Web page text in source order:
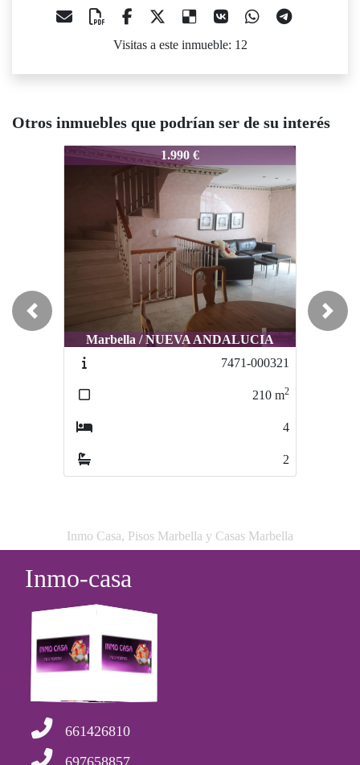
Visitas a este inmueble: 12
Otros inmuebles que podrían ser de su interés
8074-0055
1.990 €
Marbella / NUEVA ANDALUCIA
7471-000321
210m 2
8074-0055
Marbella / Nueva Andalucia
Previous Next
Inmo Casa, Pisos Marbella y Casas Marbella
Inmo-casa
661426810